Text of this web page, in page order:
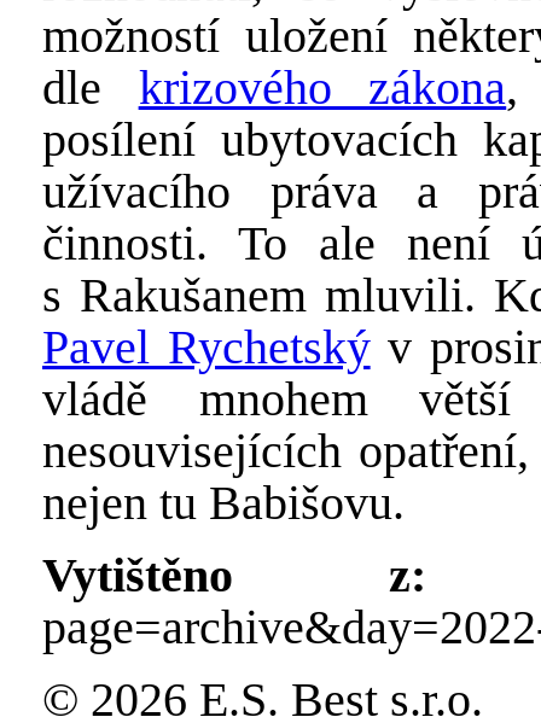
možností uložení
dle krizového zákona,
posílení ubytovacích
užívacího práva a
činnosti. To ale není
s Rakušanem mluvili.
Pavel Rychetskýv
vládě mnohem
nesouvisejících
nejen tu Babišovu.
Vytištěno z:
© 2026 E.S. Best s.r.o.